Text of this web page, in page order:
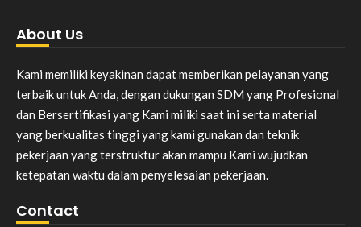
About Us
Kami memiliki keyakinan dapat memberikan pelayanan yang
terbaik untuk Anda, dengan dukungan SDM yang Profesional
dan Bersertifikasi yang Kami miliki saat ini serta material
yang berkualitas tinggi yang kami gunakan dan teknik
pekerjaan yang terstruktur akan mampu Kami wujudkan
ketepatan waktu dalam penyelesaian pekerjaan.
Contact